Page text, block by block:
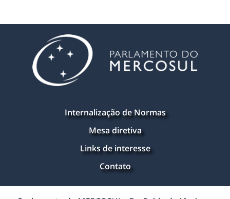
Internalização de Normas
Mesa diretiva
Links de interesse
Contato